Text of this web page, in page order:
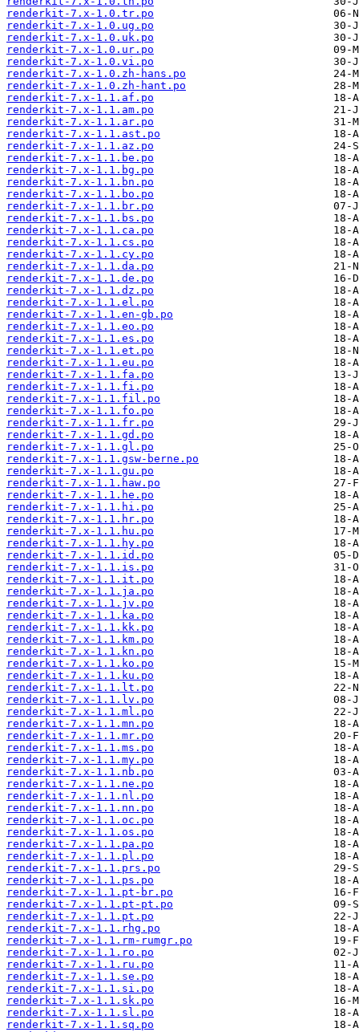
renderkit-7.x-1.0.tr.po
renderkit-7.x-1.0.ug.po
renderkit-7.x-1.0.uk.po
renderkit-7.x-1.0.ur.po
renderkit-7.x-1.0.vi.po
renderkit-7.x-1.0.zh-hans.po
renderkit-7.x-1.0.zh-hant.po
renderkit-7.x-1.1.af.po
renderkit-7.x-1.1.am.po
renderkit-7.x-1.1.ar.po
renderkit-7.x-1.1.ast.po
renderkit-7.x-1.1.az.po
renderkit-7.x-1.1.be.po
renderkit-7.x-1.1.bg.po
renderkit-7.x-1.1.bn.po
renderkit-7.x-1.1.bo.po
renderkit-7.x-1.1.br.po
renderkit-7.x-1.1.bs.po
renderkit-7.x-1.1.ca.po
renderkit-7.x-1.1.cs.po
renderkit-7.x-1.1.cy.po
renderkit-7.x-1.1.da.po
renderkit-7.x-1.1.de.po
renderkit-7.x-1.1.dz.po
renderkit-7.x-1.1.el.po
renderkit-7.x-1.1.en-gb.po
renderkit-7.x-1.1.eo.po
renderkit-7.x-1.1.es.po
renderkit-7.x-1.1.et.po
renderkit-7.x-1.1.eu.po
renderkit-7.x-1.1.fa.po
renderkit-7.x-1.1.fi.po
renderkit-7.x-1.1.fil.po
renderkit-7.x-1.1.fo.po
renderkit-7.x-1.1.fr.po
renderkit-7.x-1.1.gd.po
renderkit-7.x-1.1.gl.po
renderkit-7.x-1.1.gsw-berne.po
renderkit-7.x-1.1.gu.po
renderkit-7.x-1.1.haw.po
renderkit-7.x-1.1.he.po
renderkit-7.x-1.1.hi.po
renderkit-7.x-1.1.hr.po
renderkit-7.x-1.1.hu.po
renderkit-7.x-1.1.hy.po
renderkit-7.x-1.1.id.po
renderkit-7.x-1.1.is.po
renderkit-7.x-1.1.it.po
renderkit-7.x-1.1.ja.po
renderkit-7.x-1.1.jv.po
renderkit-7.x-1.1.ka.po
renderkit-7.x-1.1.kk.po
renderkit-7.x-1.1.km.po
renderkit-7.x-1.1.kn.po
renderkit-7.x-1.1.ko.po
renderkit-7.x-1.1.ku.po
renderkit-7.x-1.1.lt.po
renderkit-7.x-1.1.lv.po
renderkit-7.x-1.1.ml.po
renderkit-7.x-1.1.mn.po
renderkit-7.x-1.1.mr.po
renderkit-7.x-1.1.ms.po
renderkit-7.x-1.1.my.po
renderkit-7.x-1.1.nb.po
renderkit-7.x-1.1.ne.po
renderkit-7.x-1.1.nl.po
renderkit-7.x-1.1.nn.po
renderkit-7.x-1.1.oc.po
renderkit-7.x-1.1.os.po
renderkit-7.x-1.1.pa.po
renderkit-7.x-1.1.pl.po
renderkit-7.x-1.1.prs.po
renderkit-7.x-1.1.ps.po
renderkit-7.x-1.1.pt-br.po
renderkit-7.x-1.1.pt-pt.po
renderkit-7.x-1.1.pt.po
renderkit-7.x-1.1.rhg.po
renderkit-7.x-1.1.rm-rumgr.po
renderkit-7.x-1.1.ro.po
renderkit-7.x-1.1.ru.po
renderkit-7.x-1.1.se.po
renderkit-7.x-1.1.si.po
renderkit-7.x-1.1.sk.po
renderkit-7.x-1.1.sl.po
renderkit-7.x-1.1.sq.po